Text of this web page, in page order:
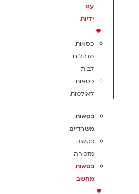
עם
ידיות
כסאות
מנהלים
לבית
כסאות
לאולמות
כסאות
משרדיים
כסאות
מזכירה
כסאות
מחשב